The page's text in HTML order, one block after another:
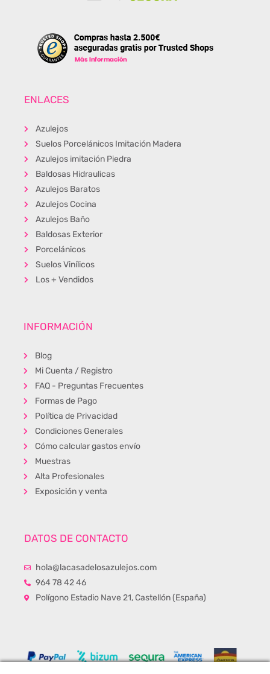
ENLACES
Azulejos
Suelos Porcelánicos Imitación Madera
Azulejos imitación Piedra
Baldosas Hidraulicas
Azulejos Baratos
Azulejos Cocina
Azulejos Baño
Baldosas Exterior
Porcelánicos
Suelos Vinílicos
Los + Vendidos
INFORMACIÓN
Blog
Mi Cuenta / Registro
FAQ - Preguntas Frecuentes
Formas de Pago
Política de Privacidad
Condiciones Generales
Cómo calcular gastos envío
Muestras
Alta Profesionales
Exposición y venta
DATOS DE CONTACTO
hola@lacasadelosazulejos.com
964 78 42 46
Polígono Estadio Nave 21, Castellón (España)